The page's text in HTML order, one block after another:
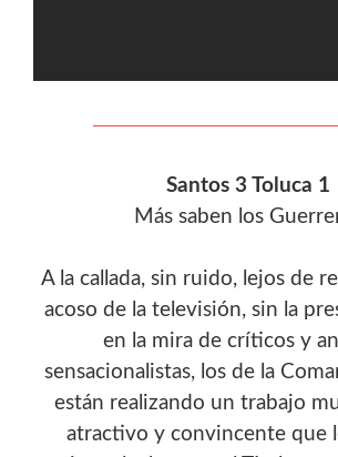
Santos 3 Toluca 1
Más saben los
A la callada, sin ruido, lejos de
acoso de la televisión, sin la
en la mira de críticos y
sensacionalistas, los de la
están realizando un trabajo
atractivo y convincente que